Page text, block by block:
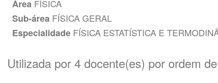
Área FÍSICA
Sub-área FÍSICA GERAL
Especialidade FÍSICA ESTATÍSTICA E
Utilizada por 4 docente(es) por ordem